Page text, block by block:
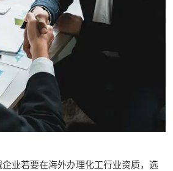
业若要在海外办理化工行业资质，选